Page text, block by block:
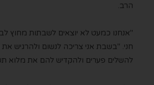
הרב.
"אנחנו כמעט לא יוצאים לשבתות מחוץ
חני. "בשבת אני צריכה לנשום ולהרגיש
להשלים פערים ולהקדיש להם את מלוא